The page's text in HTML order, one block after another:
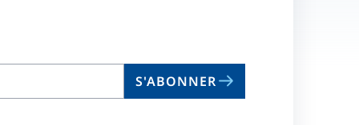
S'ABONNER